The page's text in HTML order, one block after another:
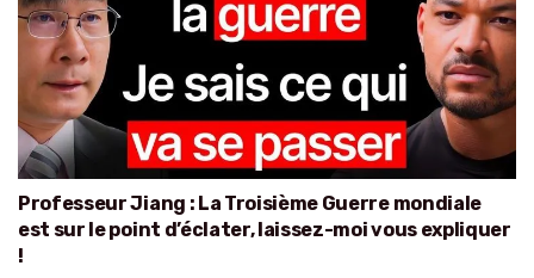
Professeur Jiang : La Troisième Guerre mondiale
est sur le point d’éclater, laissez-moi vous expliquer
!